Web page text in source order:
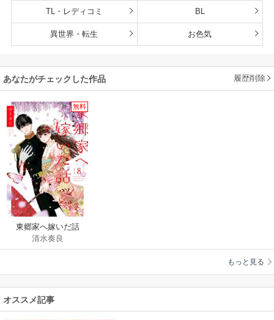
TL・レディコミ BL
異世界・転生 お色気
あなたがチェックした作品 履歴削除
無料
東郷家へ嫁いだ話
清水奏良
もっと見る
オススメ記事